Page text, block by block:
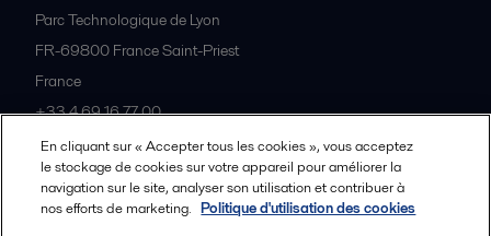
Parc Technologique de Lyon
FR-69800 France Saint-Priest
France
+33 4 69 16 77 00
Tous les bureaux et partenaires
En cliquant sur « Accepter tous les cookies », vous acceptez
le stockage de cookies sur votre appareil pour améliorer la
navigation sur le site, analyser son utilisation et contribuer à
nos efforts de marketing. Politique d'utilisation des cookies